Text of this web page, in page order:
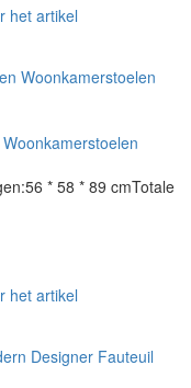
het artikel
* 58 * 89 cmTotale
het artikel